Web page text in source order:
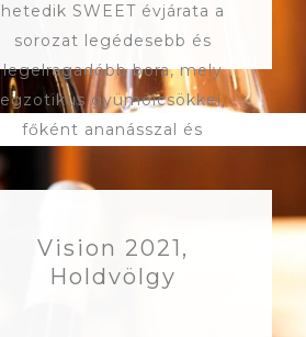
hetedik SWEET évjárata a
sorozat legédesebb és
legelragadóbb bora, mely
egzotikus gyümölcsökkel,
főként ananásszal és
kényezteti érzékeinket.
gyümölcsök dominálnak,
míg az ízében a
Vision 2021,
Holdvölgy